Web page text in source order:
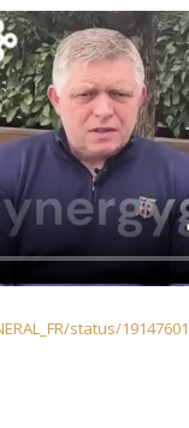
status/